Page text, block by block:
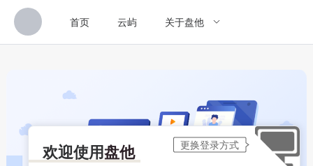
首页 云屿 关于盘他
欢迎使用盘他